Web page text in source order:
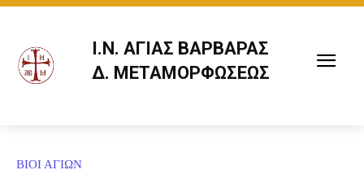
Ι.Ν. ΑΓΙΑΣ ΒΑΡΒΑΡΑΣ
Δ. ΜΕΤΑΜΟΡΦΩΣΕΩΣ
ΒΙΟΙ ΑΓΙΩΝ